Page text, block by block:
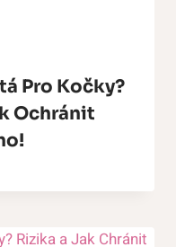
Pro Kočky?
Ochránit